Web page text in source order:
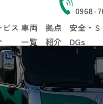
0968-
ス 車両
一覧
拠点
紹介
安全・S
DGs